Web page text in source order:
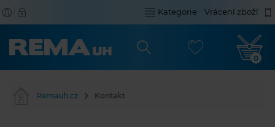
Kategorie Vrácení zboží
0
Remauh.cz Kontakt